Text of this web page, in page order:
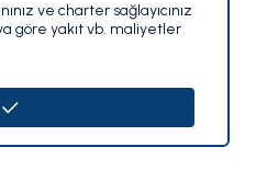
ve charter sağlayıcınız
göre yakıt vb. maliyetler